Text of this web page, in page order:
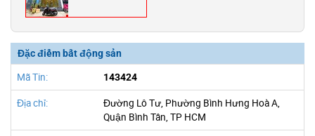
Đặc điểm bất động sản
Mã Tin: 143424
Địa chỉ:
Đường Lô Tư, Phường Bình Hưng Hoà A,
Quận Bình Tân, TP HCM